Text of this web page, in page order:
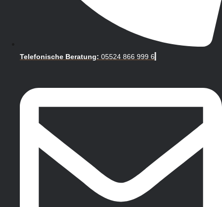
Telefonische Beratung: 05524 866 999 6